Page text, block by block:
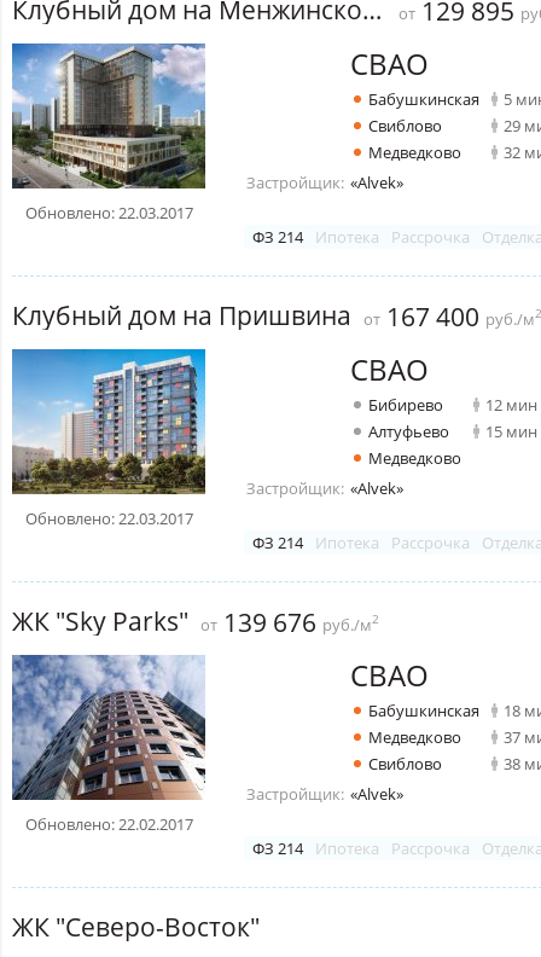
Клубный дом на Менжинского от 129 895
Обновлено: 22.03.2017
СВАО
Бабушкинская
5
Свиблово
29
Медведково
32
Застройщик: «Alvek»
ФЗ 214 Ипотека Рассрочка
Клубный дом на Пришвина от 167 400 руб./м2
Обновлено: 22.03.2017
СВАО
Бибирево
12 мин
Алтуфьево
15 мин
Медведково
Застройщик: «Alvek»
ФЗ 214 Ипотека Рассрочка
ЖК "Sky Parks" от 139 676 руб./м2
Обновлено: 22.02.2017
СВАО
Бабушкинская
18
Медведково
37
Свиблово
38
Застройщик: «Alvek»
ФЗ 214 Ипотека Рассрочка
ЖК "Северо-Восток"